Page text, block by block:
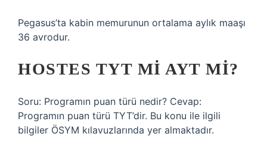
Pegasus’ta kabin memurunun ortalama aylık maaşı
36 avrodur.
HOSTES TYT MI AYT MI?
Soru: Programın puan türü nedir? Cevap:
Programın puan türü TYT’dir. Bu konu ile ilgili
bilgiler ÖSYM kılavuzlarında yer almaktadır.